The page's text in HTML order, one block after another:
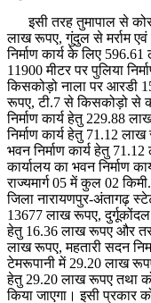
इसी तरह तुमापाल से
लाख रूपए, गुंदुल से मर्राम
निर्माण कार्य के लिए
11900 मीटर पर पुलिया
किसकोड़ो नाला पर आरडी
रूपए, टी.7 से किसकोड़ो से
निर्माण कार्य हेतु 229.88
निर्माण कार्य हेतु 71.12
भवन निर्माण कार्य हेतु
कार्यालय का भवन निर्माण
राज्यमार्ग 05 में कुल 02
जिला नारायणपुर-अंतागढ़
13677 लाख रूपए, दुर्गूकोंदल
हेतु 16.36 लाख रूपए और
लाख रूपए, महतारी सदन
टेमरूपानी में 29.20 लाख
हेतु 29.20 लाख रूपए तथा
किया जाएगा। इसी प्रकार